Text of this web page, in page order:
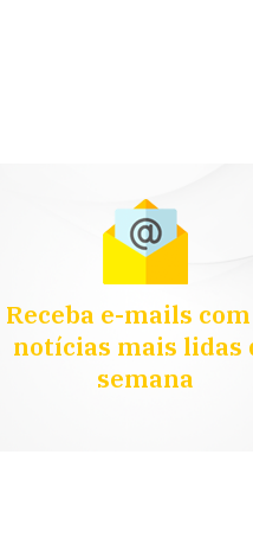
Receba e-mails
notícias mais lidas
semana